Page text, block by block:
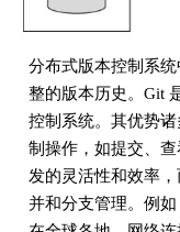
分布式版本控制系
整的版本历史。Git
控制系统。其优势
制操作，如提交、
发的灵活性和效率
并和分支管理。例